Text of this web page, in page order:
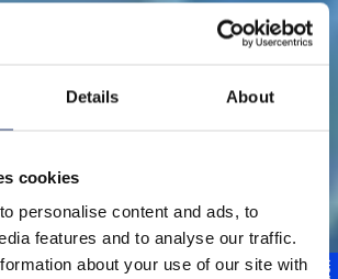
Details About
cookies
personalise content and ads, to
features and to analyse our traffic.
about your use of our site with